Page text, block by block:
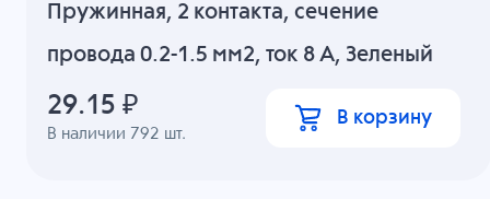
Пружинная, 2 контакта, сечение
провода 0.2-1.5 мм2, ток 8 A, Зеленый
В наличии 792 шт.
29.15 ₽ В корзину